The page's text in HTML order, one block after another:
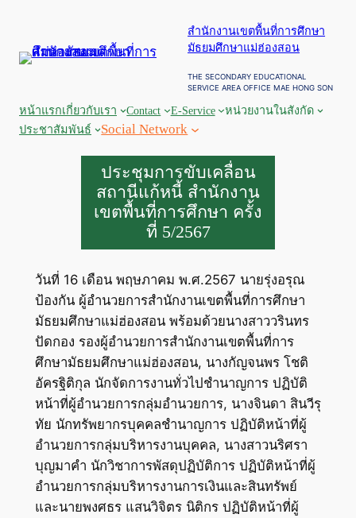
สำนักงานเขตพื้นที่การศึกษา
มัธยมศึกษาแม่ฮ่องสอน
THE SECONDARY EDUCATIONAL
SERVICE AREA OFFICE MAE HONG SON
หน้าแรกเกี่ยวกับเรา Contact E-Service
หน่วยงานในสังกัด
ประชาสัมพันธ์
Social Network
ประชุมการขับเคลื่อน
สถานีแก้หนี้ สำนักงาน
เขตพื้นที่การศึกษา ครั้ง
ที่ 5/2567
วันที่ 16 เดือน พฤษภาคม พ.ศ.2567 นายรุ่งอรุณ
ป้องกัน ผู้อำนวยการสำนักงานเขตพื้นที่การศึกษา
มัธยมศึกษาแม่ฮ่องสอน พร้อมด้วยนางสาววรินทร
ปัดกอง รองผู้อำนวยการสำนักงานเขตพื้นที่การ
ศึกษามัธยมศึกษาแม่ฮ่องสอน, นางกัญจนพร โชติ
อัครฐิติกุล นักจัดการงานทั่วไปชำนาญการ ปฏิบัติ
หน้าที่ผู้อำนวยการกลุ่มอำนวยการ, นางจินดา สินวีรุ
ทัย นักทรัพยากรบุคคลชำนาญการ ปฏิบัติหน้าที่ผู้
อำนวยการกลุ่มบริหารงานบุคคล, นางสาวนริศรา
บุญมาคำ นักวิชาการพัสดุปฏิบัติการ ปฏิบัติหน้าที่ผู้
อำนวยการกลุ่มบริหารงานการเงินและสินทรัพย์
และนายพงศธร แสนวิจิตร นิติกร ปฏิบัติหน้าที่ผู้